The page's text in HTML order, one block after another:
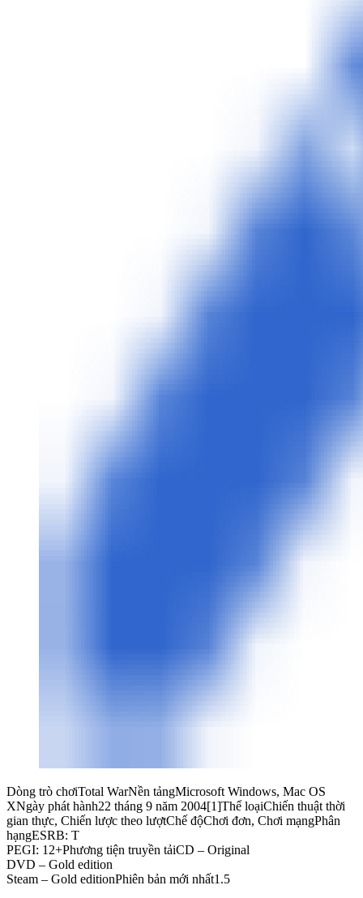
Dòng trò chơiTotal WarNền tảngMicrosoft Windows, Mac OS
XNgày phát hành22 tháng 9 năm 2004[1]Thể loạiChiến thuật thời
gian thực, Chiến lược theo lượtChế độChơi đơn, Chơi mạngPhân
hạngESRB: T
PEGI: 12+Phương tiện truyền tảiCD – Original
DVD – Gold edition
Steam – Gold editionPhiên bản mới nhất1.5